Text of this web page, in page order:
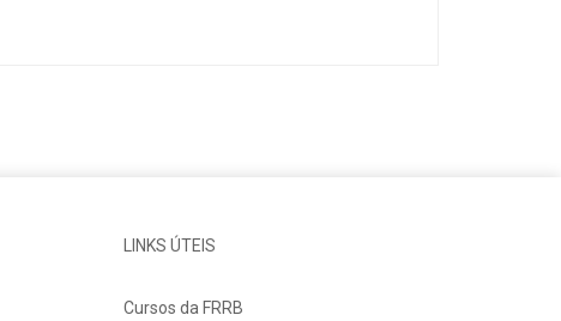
LINKS ÚTEIS
Cursos da FRRB